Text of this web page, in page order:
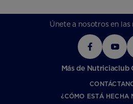
Únete a nosotros en las
Más de Nutriciaclub
¿CÓMO ESTÁ HECHA